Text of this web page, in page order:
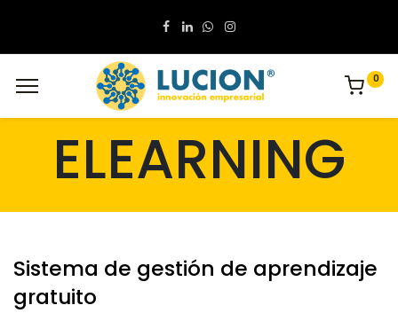
0
ELEARNING
Sistema de gestión de aprendizaje
gratuito